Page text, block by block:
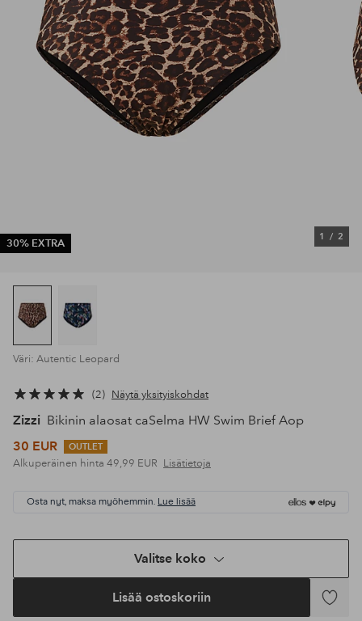
30% EXTRA
1 / 2
Väri: Autentic Leopard
2 Näytä yksityiskohdat
Zizzi Bikinin alaosat caSelma HW Swim Brief Aop
30 EUR
OUTLET
Alkuperäinen hinta 49,99 EUR Lisätietoja
Osta nyt, maksa myöhemmin. Lue lisää
Valitse koko
Lisää ostoskoriin
Lisää